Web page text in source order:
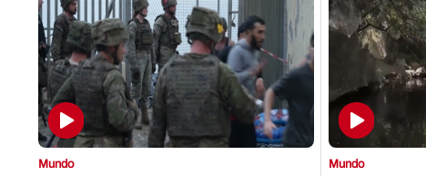
Mundo Mundo